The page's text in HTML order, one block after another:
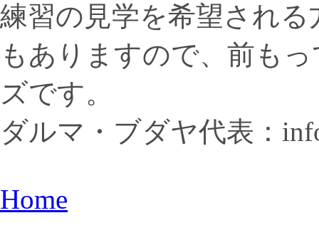
練習の見学を希望され
もありますので、前も
ズです。
ダルマ・ブダヤ代表：
Home